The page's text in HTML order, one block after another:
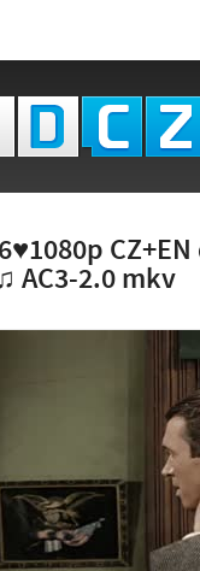
AC3-2.0 mkv
K